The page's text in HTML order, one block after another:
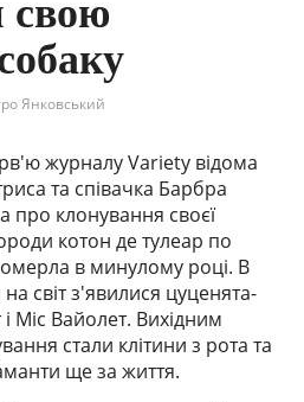
свою
Янковський
журналу Variety відома
та співачка Барбра
про клонування своєї
котон де тулеар по
в минулому році. В
світ з'явилися цуценята-
Міс Вайолет. Вихідним
стали клітини з рота та
ще за життя.